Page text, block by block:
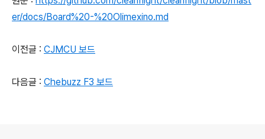
er/docs/Board%20-%20Olimexino.md
이전글 : CJMCU 보드
다음글 : Chebuzz F3 보드